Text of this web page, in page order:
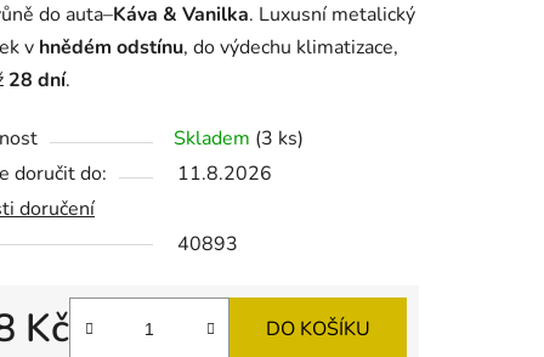
do auta–Káva & Vanilka. Luxusní metalický
v hnědém odstínu, do výdechu klimatizace,
28 dní.
Skladem (3 ks)
doručit do:
11.8.2026
doručení
40893
Kč DO KOŠÍKU